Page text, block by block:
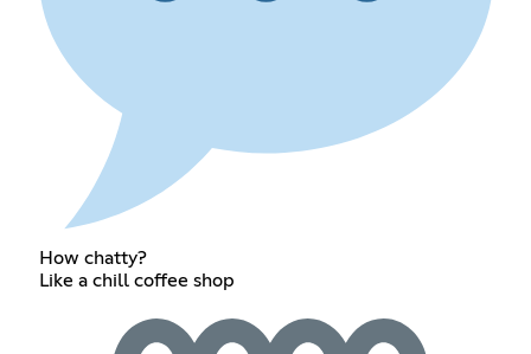
How chatty?
Like a chill coffee shop